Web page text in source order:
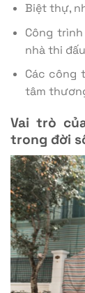
Biệt thự,
Công
nhà thi đấu
Các công
tâm
Vai trò
trong đời